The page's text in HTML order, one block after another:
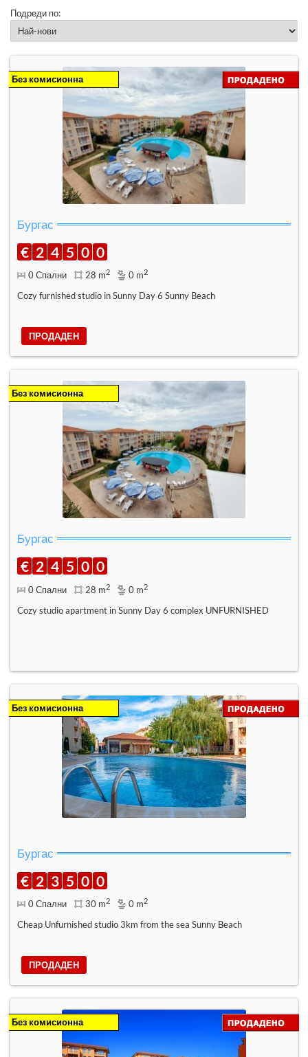
Подреди по:
Бургас
Без комисионна
€ 2 4 5 0 0
0 Спални 28 m2 0 m2
Cozy furnished studio in Sunny Day 6 Sunny Beach
ПРОДАДЕН
Бургас
Без комисионна
€ 2 4 5 0 0
0 Спални 28 m2 0 m2
Cozy studio apartment in Sunny Day 6 complex UNFURNISHED
Бургас
Без комисионна
€ 2 3 5 0 0
0 Спални 30 m2 0 m2
Cheap Unfurnished studio 3km from the sea Sunny Beach
ПРОДАДЕН
Без комисионна